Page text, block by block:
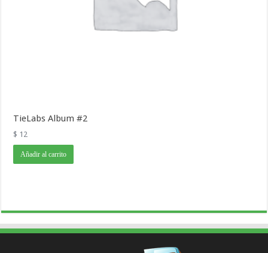
TieLabs Album #2
$ 12
Añadir al carrito